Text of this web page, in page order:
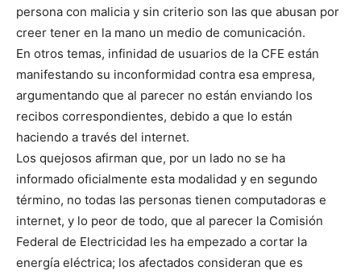
persona con malicia y sin criterio son las que abusan por
creer tener en la mano un medio de comunicación.
En otros temas, infinidad de usuarios de la CFE están
manifestando su inconformidad contra esa empresa,
argumentando que al parecer no están enviando los
recibos correspondientes, debido a que lo están
haciendo a través del internet.
Los quejosos afirman que, por un lado no se ha
informado oficialmente esta modalidad y en segundo
término, no todas las personas tienen computadoras e
internet, y lo peor de todo, que al parecer la Comisión
Federal de Electricidad les ha empezado a cortar la
energía eléctrica; los afectados consideran que es